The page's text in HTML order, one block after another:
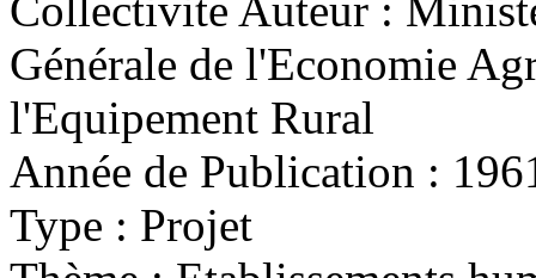
Collectivite Auteur :
Générale de l'Economie
l'Equipement Rural
Année de Publication :
Type : Projet